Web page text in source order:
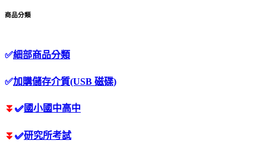
商品分類
✅細部商品分類
✅加購儲存介質(USB 磁碟)
⏬ ✅國小國中高中
⏬ ✅研究所考試